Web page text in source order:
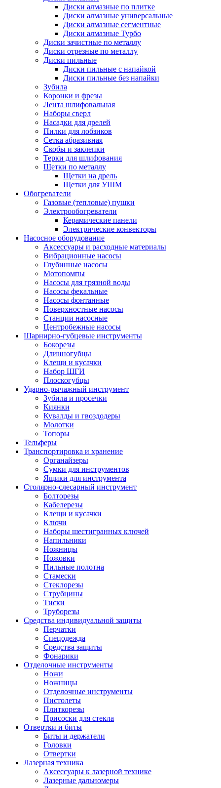
Диски алмазные по плитке
Диски алмазные универсальные
Диски алмазные сегментные
Диски алмазные Турбо
Диски зачистные по металлу
Диски отрезные по металлу
Диски пильные
Диски пильные с напайкой
Диски пильные без напайки
Зубила
Коронки и фрезы
Лента шлифовальная
Наборы сверл
Насадки для дрелей
Пилки для лобзиков
Сетка абразивная
Скобы и заклепки
Терки для шлифования
Щетки по металлу
Щетки на дрель
Щетки для УШМ
Обогреватели
Газовые (тепловые) пушки
Электрообогреватели
Керамические панели
Электрические конвекторы
Насосное оборудование
Аксессуары и расходные материалы
Вибрационные насосы
Глубинные насосы
Мотопомпы
Насосы для грязной воды
Насосы фекальные
Насосы фонтанные
Поверхностные насосы
Станции насосные
Центробежные насосы
Шарнирно-губцевые инструменты
Бокорезы
Длинногубцы
Клещи и кусачки
Набор ШГИ
Плоскогубцы
Ударно-рычажный инструмент
Зубила и просечки
Киянки
Кувалды и гвоздодеры
Молотки
Топоры
Тельферы
Транспортировка и хранение
Органайзеры
Сумки для инструментов
Ящики для инструмента
Столярно-слесарный инструмент
Болторезы
Кабелерезы
Клещи и кусачки
Ключи
Наборы шестигранных ключей
Напильники
Ножницы
Ножовки
Пильные полотна
Стамески
Стеклорезы
Струбцины
Тиски
Труборезы
Средства индивидуальной защиты
Перчатки
Спецодежда
Средства защиты
Фонарики
Отделочные инструменты
Ножи
Ножницы
Отделочные инструменты
Пистолеты
Плиткорезы
Присоски для стекла
Отвертки и биты
Биты и держатели
Головки
Отвертки
Лазерная техника
Аксессуары к лазерной технике
Лазерные дальномеры